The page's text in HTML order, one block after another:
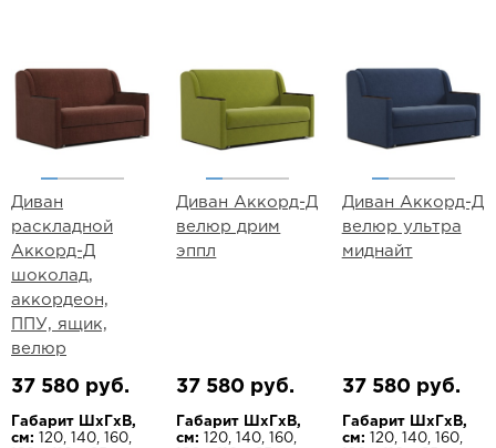
Диван
раскладной
Аккорд-Д
шоколад,
аккордеон,
ППУ, ящик,
велюр
37 580 руб.
Габарит ШхГхВ,
см: 120, 140, 160,
Диван Аккорд-Д
велюр дрим
эппл
37 580 руб.
Габарит ШхГхВ,
см:
120, 140, 160,
Диван Аккорд-Д
велюр ультра
миднайт
37 580 руб.
Габарит ШхГхВ,
см: 120, 140, 160,